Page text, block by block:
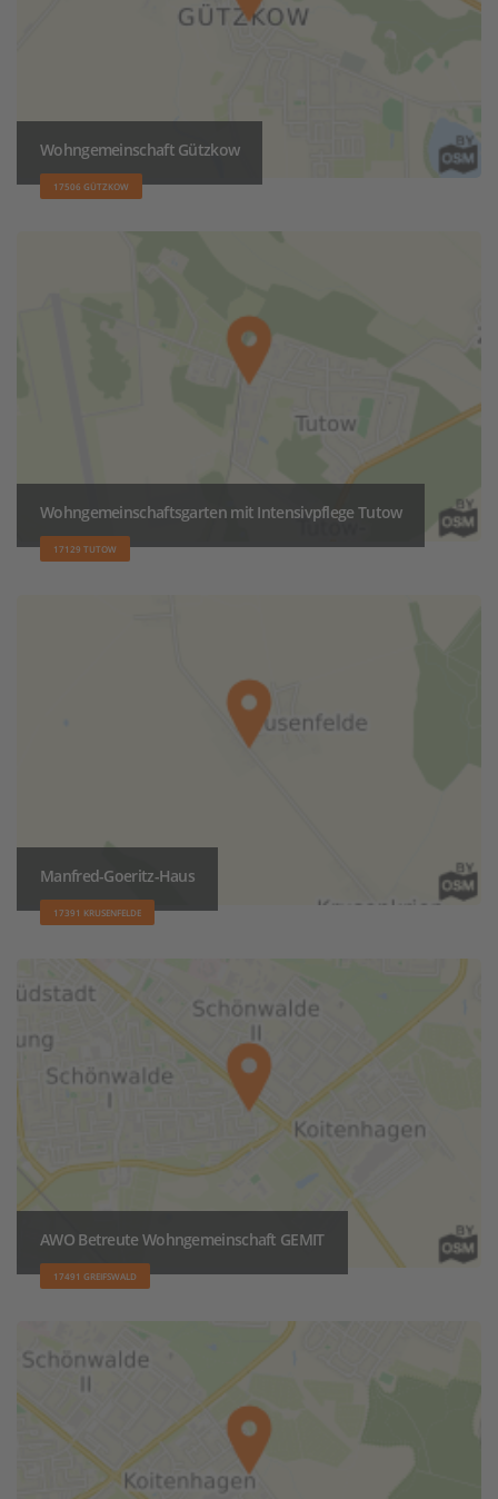
Wohn­gemein­schaft Gützkow
17506 GÜTZKOW
Wohngemeinschaftsgarten mit Intensivpflege Tutow
17129 TUTOW
Manfred-Goeritz-Haus
17391 KRUSENFELDE
AWO Betreute Wohngemeinschaft GEMIT
17491 GREIFSWALD